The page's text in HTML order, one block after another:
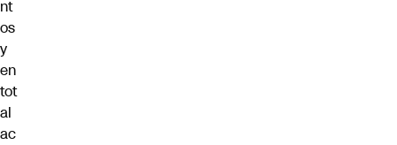
nt
os
y
en
tot
al
ac